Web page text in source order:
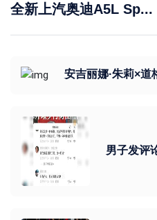
全新上汽奥迪A5L Sp...
安吉丽娜·朱莉×道
男子发评